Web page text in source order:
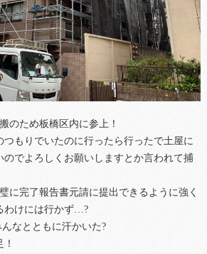
のため板橋区内に参上！
もりでいたのに行ったら行ったで土屋に
のでよろしくお願いしますとか言われて捕
に完了報告書元請に提出できるように強く
わけには行かず…?
なとともに汗かいた?